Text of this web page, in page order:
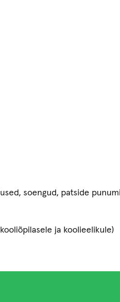
soengud, patside
ja koolieelikule)